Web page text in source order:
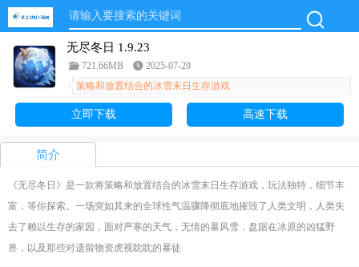
无尽冬日 1.9.23
721.66MB
2025-07-29
策略和放置结合的冰雪末日生存游戏
立即下载 高速下载
简介
《无尽冬日》是一款将策略和放置结合的冰雪末日生存游戏，玩法独特，细节丰
富，等你探索。一场突如其来的全球性气温骤降彻底地摧毁了人类文明，人类失
去了赖以生存的家园，面对严寒的天气，无情的暴风雪，盘踞在冰原的凶猛野
兽，以及那些对遗留物资虎视眈眈的暴徒